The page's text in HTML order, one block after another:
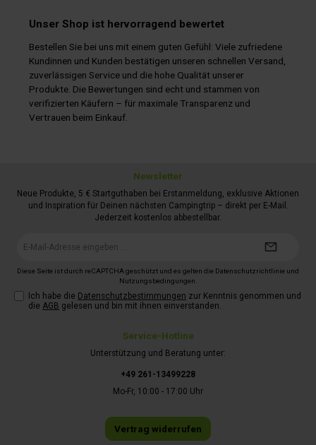
Unser Shop ist hervorragend bewertet
Bestellen Sie bei uns mit einem guten Gefühl: Viele zufriedene
Kundinnen und Kunden bestätigen unseren schnellen Versand,
zuverlässigen Service und die hohe Qualität unserer
Produkte. Die Bewertungen sind echt und stammen von
verifizierten Käufern – für maximale Transparenz und
Vertrauen beim Einkauf.
Service-Hotline
Unterstützung und Beratung unter:
+49 261-13499228
Mo-Fr, 10:00 - 17:00 Uhr
Vertrag widerrufen
Newsletter
Neue Produkte, 5 € Startguthaben bei Erstanmeldung, exklusive Aktionen
und Inspiration für Deinen nächsten Campingtrip – direkt per E-Mail.
Jederzeit kostenlos abbestellbar.
Diese Seite ist durch reCAPTCHA geschützt und es gelten die Datenschutzrichtlinie und
Nutzungsbedingungen.
Ich habe die Datenschutzbestimmungen zur Kenntnis genommen und
die AGB gelesen und bin mit ihnen einverstanden.